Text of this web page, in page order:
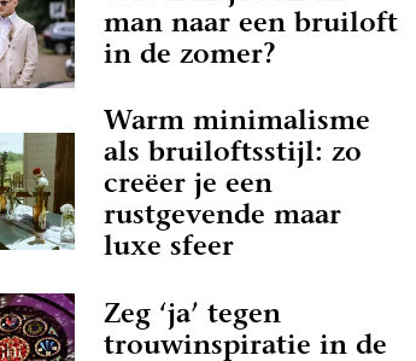
man naar een bruiloft
in de zomer?
Warm minimalisme
als bruiloftsstijl: zo
creëer je een
rustgevende maar
luxe sfeer
Zeg ‘ja’ tegen
trouwinspiratie in de